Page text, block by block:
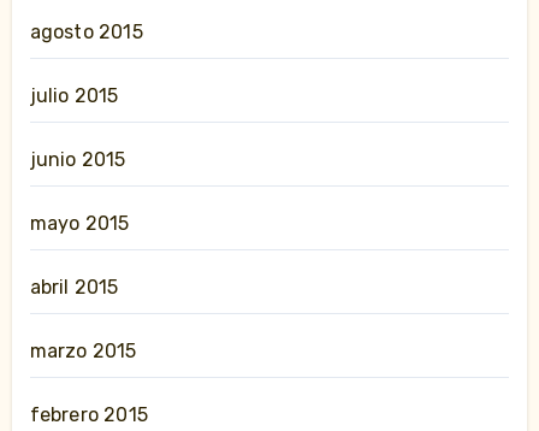
agosto 2015
julio 2015
junio 2015
mayo 2015
abril 2015
marzo 2015
febrero 2015